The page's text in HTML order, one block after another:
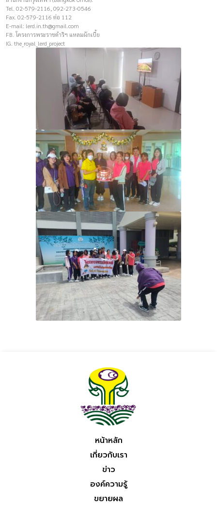
Tel. 02-579-2116, 092-273-0546
Fax. 02-579-2116 ต่อ 112
E-mail: lerd.in.th@gmail.com
FB. โครงการพระราชดำริฯ แหลมผักเบี้ย
IG. the_royal_lerd_project
หน้าหลัก
เกี่ยวกับเรา
ข่าว
องค์ความรู้
ขยายผล